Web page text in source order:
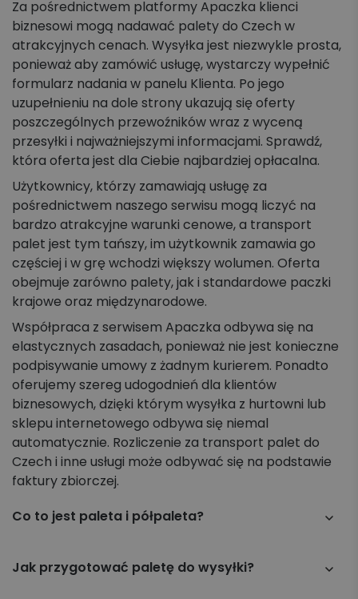
Za pośrednictwem platformy Apaczka klienci
biznesowi mogą nadawać palety do Czech w
atrakcyjnych cenach. Wysyłka jest niezwykle prosta,
ponieważ aby zamówić usługę, wystarczy wypełnić
formularz nadania w panelu Klienta. Po jego
uzupełnieniu na dole strony ukazują się oferty
poszczególnych przewoźników wraz z wyceną
przesyłki i najważniejszymi informacjami. Sprawdź,
która oferta jest dla Ciebie najbardziej opłacalna.
Użytkownicy, którzy zamawiają usługę za
pośrednictwem naszego serwisu mogą liczyć na
bardzo atrakcyjne warunki cenowe, a transport
palet jest tym tańszy, im użytkownik zamawia go
częściej i w grę wchodzi większy wolumen. Oferta
obejmuje zarówno palety, jak i standardowe paczki
krajowe oraz międzynarodowe.
Współpraca z serwisem Apaczka odbywa się na
elastycznych zasadach, ponieważ nie jest konieczne
podpisywanie umowy z żadnym kurierem. Ponadto
oferujemy szereg udogodnień dla klientów
biznesowych, dzięki którym wysyłka z hurtowni lub
sklepu internetowego odbywa się niemal
automatycznie. Rozliczenie za transport palet do
Czech i inne usługi może odbywać się na podstawie
faktury zbiorczej.
Co to jest paleta i półpaleta?
standardowych wymiarach i nośności, umożliwiająca
Jak przygotować paletę do wysyłki?